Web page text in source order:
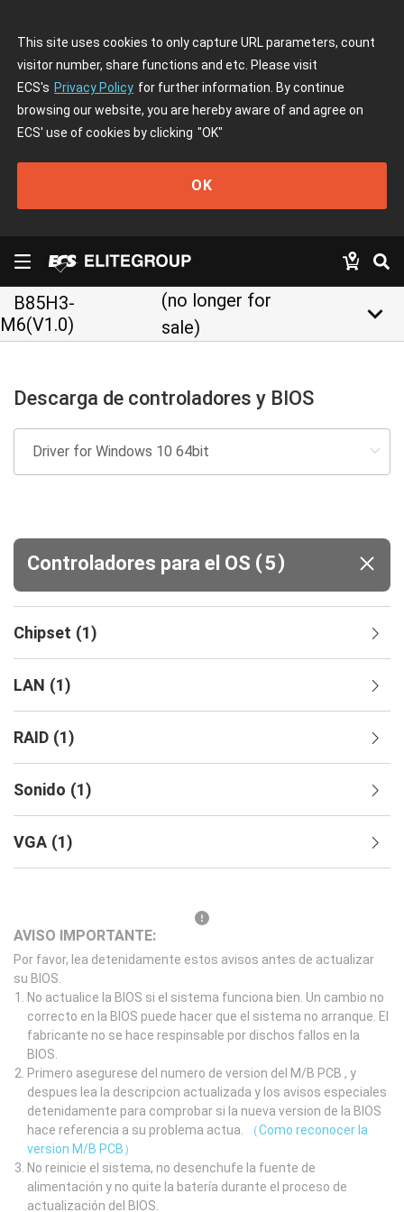
This site uses cookies to only capture URL parameters, count
visitor number, share functions and etc. Please visit
ECS's Privacy Policy for further information. By continue
browsing our website, you are hereby aware of and agree on
ECS' use of cookies by clicking "OK"
OK
B85H3-
M6(V1.0)
(no longer for
sale)
keyboard_arrow_down
Descarga de controladores y BIOS
Controladores para el OS (5)
Chipset (1)
LAN (1)
RAID (1)
Sonido (1)
VGA (1)
AVISO IMPORTANTE:
Por favor, lea detenidamente estos avisos antes de actualizar
su BIOS.
No actualice la BIOS si el sistema funciona bien. Un cambio no
correcto en la BIOS puede hacer que el sistema no arranque. El
fabricante no se hace respinsable por dischos fallos en la
BIOS.
Primero asegurese del numero de version del M/B PCB , y
despues lea la descripcion actualizada y los avisos especiales
detenidamente para comprobar si la nueva version de la BIOS
hace referencia a su problema actua.
（Como reconocer la
version M/B PCB）
No reinicie el sistema, no desenchufe la fuente de
alimentación y no quite la batería durante el proceso de
actualización del BIOS.